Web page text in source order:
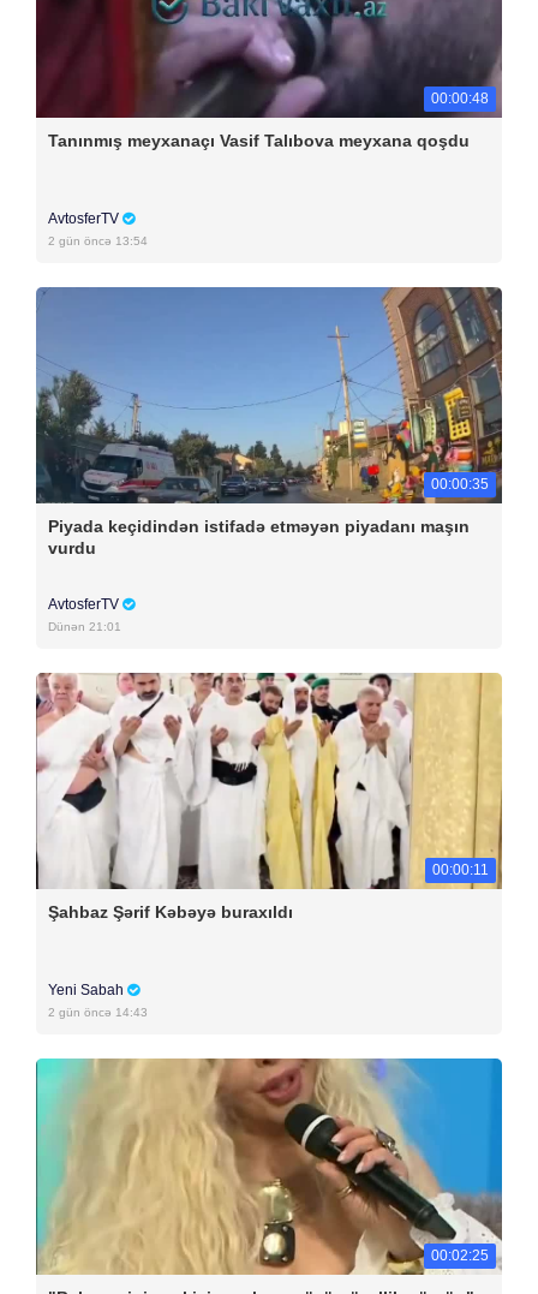
00:00:48
Tanınmış meyxanaçı Vasif Talıbova meyxana qoşdu
AvtosferTV
2 gün öncə 13:54
00:00:35
Piyada keçidindən istifadə etməyən piyadanı maşın
vurdu
AvtosferTV
Dünən 21:01
00:00:11
Şahbaz Şərif Kəbəyə buraxıldı
Yeni Sabah
2 gün öncə 14:43
00:02:25